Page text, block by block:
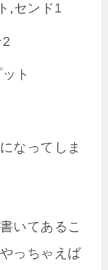
,センド1
ト
なってしま
いてあるこ
っちゃえば